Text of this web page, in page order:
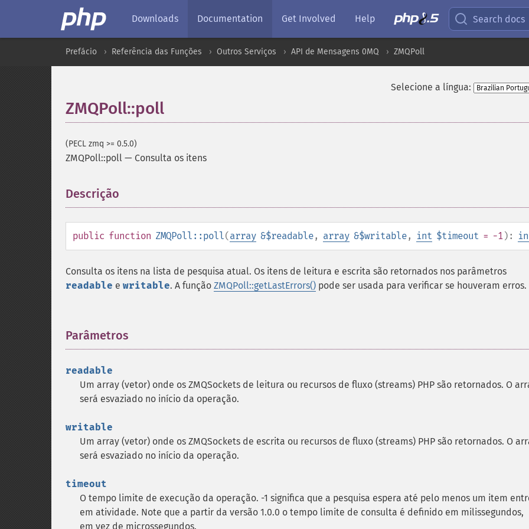
Downloads Documentation Get Involved Help Search docs
Prefácio Referência das Funções Outros Serviços API de Mensagens 0MQ ZMQPoll
Selecione a língua:
ZMQPoll::poll
(PECL zmq >= 0.5.0)
ZMQPoll::poll — Consulta os itens
Descrição
public function ZMQPoll::poll(array &$readable, array &$writable, int $timeout = -1):
Consulta os itens na lista de pesquisa atual. Os itens de leitura e escrita são retornados nos parâmetros
readable e writable. A função ZMQPoll::getLastErrors() pode ser usada para verificar se houveram erros.
Parâmetros
readable
Um array (vetor) onde os ZMQSockets de leitura ou recursos de fluxo (streams) PHP são retornados. O
será esvaziado no início da operação.
writable
Um array (vetor) onde os ZMQSockets de escrita ou recursos de fluxo (streams) PHP são retornados. O
será esvaziado no início da operação.
timeout
O tempo limite de execução da operação. -1 significa que a pesquisa espera até pelo menos um item
em atividade. Note que a partir da versão 1.0.0 o tempo limite de consulta é definido em milissegundos,
em vez de microssegundos.